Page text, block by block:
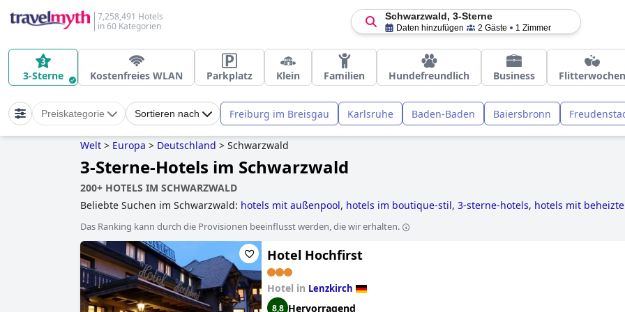
7,258,491 Hotels
in 60 Kategorien
Schwarzwald, 3-Sterne
Daten hinzufügen 2 Gäste 1 Zimmer
3-Sterne Kostenfreies WLAN Parkplatz Klein Familien Hundefreundlich Business Flitterwochen
Preiskategorie Sortieren nach Freiburg im Breisgau Karlsruhe Baden-Baden Baiersbronn
Welt > Europa > Deutschland > Schwarzwald
3-Sterne-Hotels im Schwarzwald
200+ HOTELS IM SCHWARZWALD
Beliebte Suchen im Schwarzwald: hotels mit außenpool, hotels im boutique-stil, 3-sterne-hotels, hotels mit
hallenbad, skihotels an der piste,5-sterne-hotels,hotels mit pool,baumhaushotels
schlosshotels,luxushotels,hotels mit kostenfreiem hundeaufenthalt
Das Ranking kann durch die Provisionen beeinflusst werden, die wir erhalten.
Hotel Hochfirst
Hotel in Lenzkirch
8,8 Hervorragend